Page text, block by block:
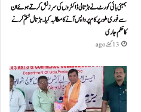
بمبئی ہائی کورٹ نے ہڑتالی ڈاکٹروں کی سرزنش کرتے ہوئے ان
سے فوری طور پر کام پر واپس آنے کا مطالبہ کیا۔ہڑتال ختم کرنے
کا حکم جاری
13 گھنٹے ago